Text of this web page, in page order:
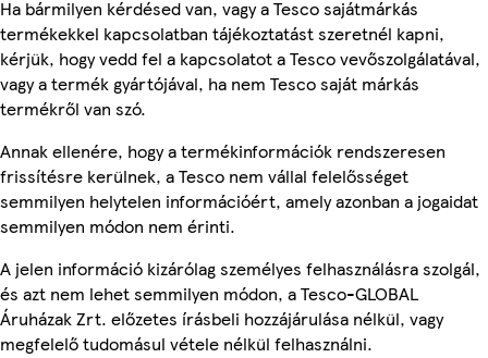
Ha bármilyen kérdésed van, vagy a Tesco sajátmárkás
termékekkel kapcsolatban tájékoztatást szeretnél kapni,
kérjük, hogy vedd fel a kapcsolatot a Tesco vevőszolgálatával,
vagy a termék gyártójával, ha nem Tesco saját márkás
termékről van szó.
Annak ellenére, hogy a termékinformációk rendszeresen
frissítésre kerülnek, a Tesco nem vállal felelősséget
semmilyen helytelen információért, amely azonban a jogaidat
semmilyen módon nem érinti.
A jelen információ kizárólag személyes felhasználásra szolgál,
és azt nem lehet semmilyen módon, a Tesco-GLOBAL
Áruházak Zrt. előzetes írásbeli hozzájárulása nélkül, vagy
megfelelő tudomásul vétele nélkül felhasználni.